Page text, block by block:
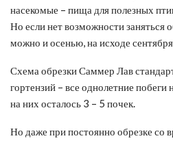
насекомые – пища для полезных
Но если нет возможности заняться
можно и осенью, на исходе
Схема обрезки Саммер Лав
гортензий – все однолетние
на них осталось 3 – 5 почек.
Но даже при постоянно обрезке со